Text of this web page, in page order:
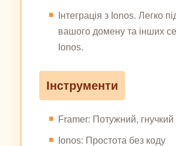
Інтеграція з Ionos. Легко
вашого домену та інших
Ionos.
Інструменти
Framer: Потужний, гнучкий
Ionos: Простота без коду